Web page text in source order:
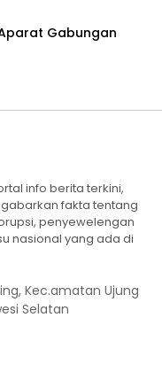
Gabungan
info berita terkini,
fakta tentang
penyewelengan
nasional yang ada di
Kec.amatan Ujung
Selatan